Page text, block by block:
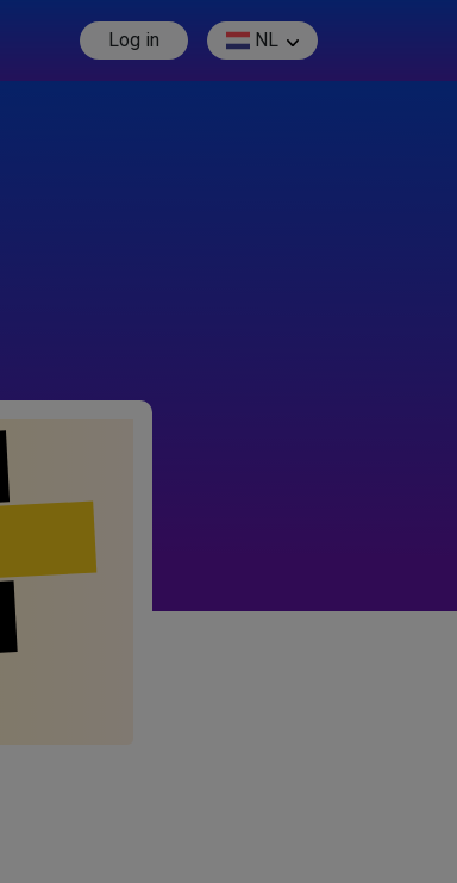
Log in NL